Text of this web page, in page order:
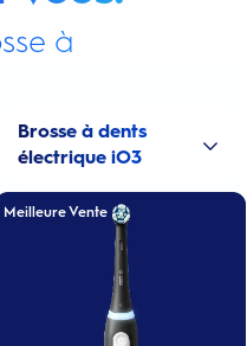
à
Brosse à dents
électrique iO3
Meilleure Vente